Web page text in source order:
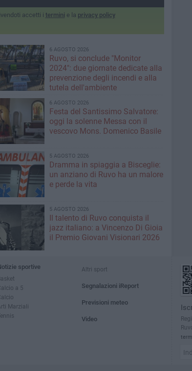
accetti i termini e la privacy policy
6 AGOSTO 2026
Ruvo, si conclude "Monitor
2024": due giornate dedicate alla
prevenzione degli incendi e alla
tutela dell'ambiente
6 AGOSTO 2026
Festa del Santissimo Salvatore:
oggi la solenne Messa con il
vescovo Mons. Domenico Basile
5 AGOSTO 2026
Dramma in spiaggia a Bisceglie:
un anziano di Ruvo ha un malore
e perde la vita
5 AGOSTO 2026
Il talento di Ruvo conquista il
jazz italiano: a Vincenzo Di Gioia
il Premio Giovani Visionari 2026
sportive
a 5
Marziali
Altri sport
Segnalazioni iReport
Previsioni meteo
Video